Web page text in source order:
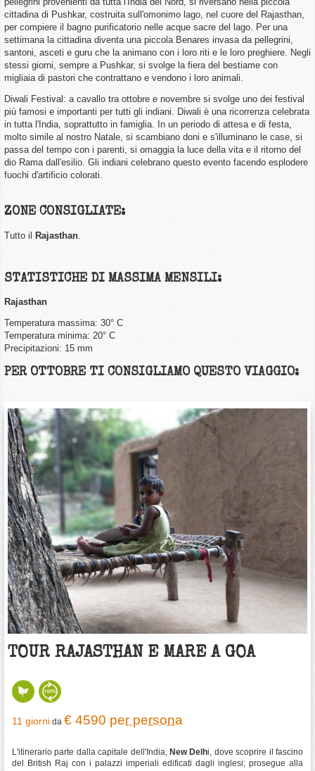
cittadina di Pushkar, costruita sull'omonimo lago, nel cuore del Rajasthan,
per compiere il bagno purificatorio nelle acque sacre del lago. Per una
settimana la cittadina diventa una piccola Benares invasa da pellegrini,
santoni, asceti e guru che la animano con i loro riti e le loro preghiere. Negli
stessi giorni, sempre a Pushkar, si svolge la fiera del bestiame con
migliaia di pastori che contrattano e vendono i loro animali.
Diwali Festival: a cavallo tra ottobre e novembre si svolge uno dei festival
più famosi e importanti per tutti gli indiani. Diwali è una ricorrenza celebrata
in tutta l'India, soprattutto in famiglia. In un periodo di attesa e di festa,
molto simile al nostro Natale, si scambiano doni e s'illuminano le case, si
passa del tempo con i parenti, si omaggia la luce della vita e il ritorno del
dio Rama dall'esilio. Gli indiani celebrano questo evento facendo esplodere
fuochi d'artificio colorati.
ZONE CONSIGLIATE:
Tutto il Rajasthan
STATISTICHE DI MASSIMA MENSILI:
Rajasthan
Temperatura massima: 30° C
Temperatura minima: 20° C
Precipitazioni: 15 mm
PER OTTOBRE TI CONSIGLIAMO QUESTO VIAGGIO:
TOUR RAJASTHAN E MARE A GOA
11 giorni da € 4590 per persona
L'itinerario parte dalla capitale dell'India, New Delhi, dove scoprire il fascino
del British Raj con i palazzi imperiali edificati dagli inglesi; prosegue alla